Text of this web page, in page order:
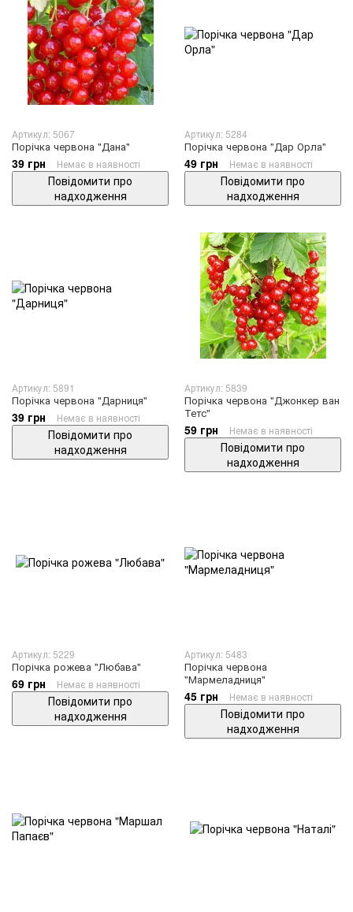
Артикул: 5067
Порічка червона "Дана"
39 грн Немає в наявності
Повідомити про
надходження
Артикул: 5284
Порічка червона "Дар Орла"
49 грн Немає в наявності
Повідомити про
надходження
Артикул: 5891
Порічка червона "Дарниця"
39 грн Немає в наявності
Повідомити про
надходження
Артикул: 5839
Порічка червона "Джонкер ван
Тетс"
59 грн Немає в наявності
Повідомити про
надходження
Артикул: 5229
Порічка рожева "Любава"
69 грн Немає в наявності
Повідомити про
надходження
Артикул: 5483
Порічка червона
"Мармеладниця"
45 грн Немає в наявності
Повідомити про
надходження